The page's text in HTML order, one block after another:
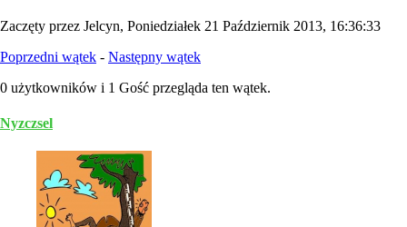
Zaczęty przez Jelcyn, Poniedziałek 21 Październik 2013, 16:36:33
Poprzedni wątek - Następny wątek
0 użytkowników i 1 Gość przegląda ten wątek.
Nyzczsel